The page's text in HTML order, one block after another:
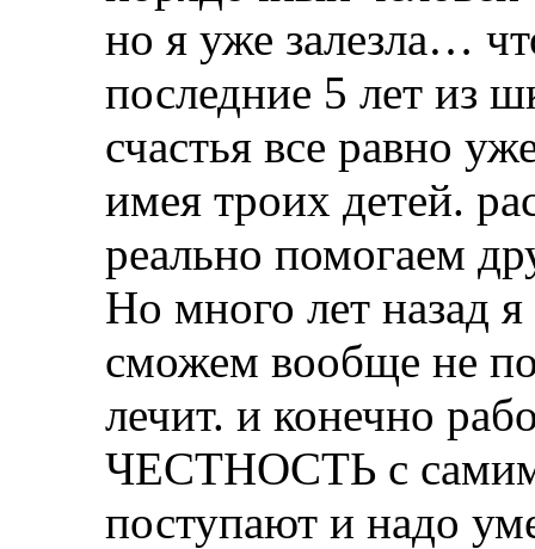
но я уже залезла…
последние 5 лет из
счастья все равно
имея троих детей.
реально помогаем
Но много лет назад
сможем вообще не
лечит. и конечно
ЧЕСТНОСТЬ с
поступают и надо